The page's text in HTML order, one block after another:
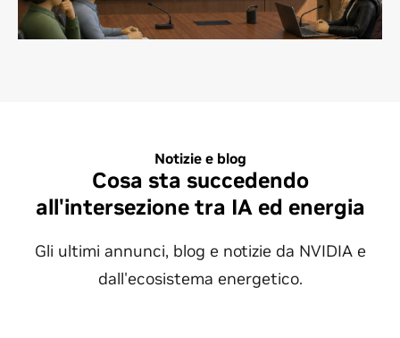
riduci i tempi di esecuzione e ottieni informazioni in
tempo reale per un processo decisionale più rapido
Notizie e blog
Cosa sta succedendo
all'intersezione tra IA ed energia
Gli ultimi annunci, blog e notizie da NVIDIA e
dall'ecosistema energetico.